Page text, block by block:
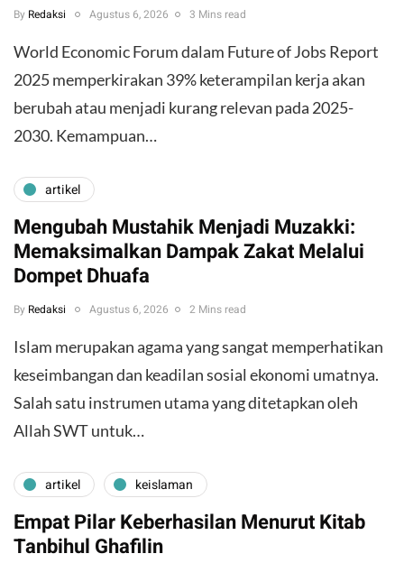
By Redaksi Agustus 6, 2026 3 Mins read
World Economic Forum dalam Future of Jobs Report
2025 memperkirakan 39% keterampilan kerja akan
berubah atau menjadi kurang relevan pada 2025-
2030. Kemampuan…
artikel
Mengubah Mustahik Menjadi Muzakki:
Memaksimalkan Dampak Zakat Melalui
Dompet Dhuafa
By Redaksi Agustus 6, 2026 2 Mins read
Islam merupakan agama yang sangat memperhatikan
keseimbangan dan keadilan sosial ekonomi umatnya.
Salah satu instrumen utama yang ditetapkan oleh
Allah SWT untuk…
artikel keislaman
Empat Pilar Keberhasilan Menurut Kitab
Tanbihul Ghafilin